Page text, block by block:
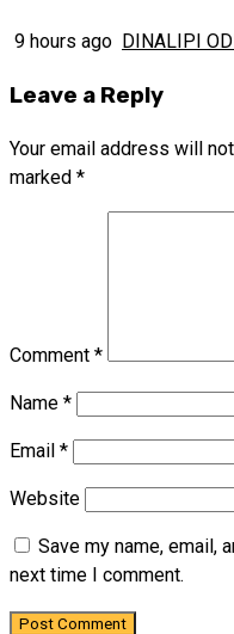
9 hours ago DINALIPI
Leave a Reply
Your email address will
marked *
Comment *
Name *
Email *
Website
Save my name, email,
next time I comment.